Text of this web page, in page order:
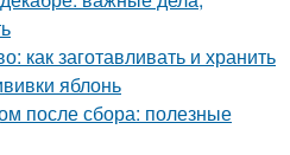
как заготавливать и хранить
яблонь
после сбора: полезные